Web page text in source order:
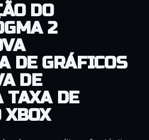
DO
2
DE GRÁFICOS
DE
TAXA DE
XBOX